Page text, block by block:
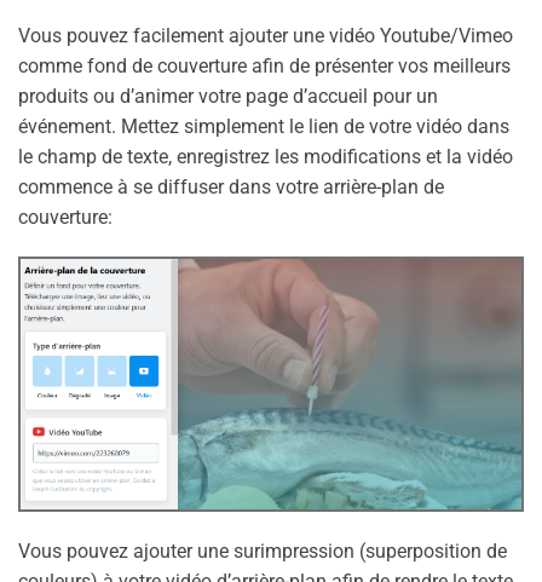
Vous pouvez facilement ajouter une vidéo Youtube/Vimeo
comme fond de couverture afin de présenter vos meilleurs
produits ou d’animer votre page d’accueil pour un
événement. Mettez simplement le lien de votre vidéo dans
le champ de texte, enregistrez les modifications et la vidéo
commence à se diffuser dans votre arrière-plan de
couverture:
Vous pouvez ajouter une surimpression (superposition de